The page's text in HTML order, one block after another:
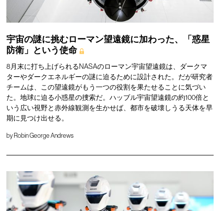
宇宙の謎に挑むローマン望遠鏡に加わった、「惑星
防衛」という使命
8月末に打ち上げられるNASAのローマン宇宙望遠鏡は、ダークマ
ターやダークエネルギーの謎に迫るために設計された。だが研究者
チームは、この望遠鏡がもう一つの役割を果たせることに気づい
た。地球に迫る小惑星の捜索だ。ハッブル宇宙望遠鏡の約100倍と
いう広い視野と赤外線観測を生かせば、都市を破壊しうる天体を早
期に見つけ出せる。
byRobin George Andrews